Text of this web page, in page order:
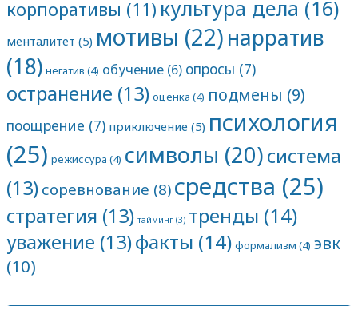
корпоративы (11) культура дела (16)
менталитет (5) мотивы (22)нарратив
(18) негатив (4) обучение (6) опросы (7)
остранение (13) оценка (4) подмены (9)
поощрение (7) приключение (5) психология
(25) режиссура (4) символы (20)система
(13) соревнование (8) средства (25)
стратегия (13) тайминг (3) тренды (14)
уважение (13)факты (14) формализм (4) эвк
(10)